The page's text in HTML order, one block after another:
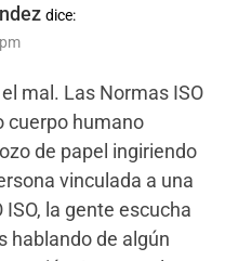
dice:
mal. Las Normas ISO
cuerpo humano
de papel ingiriendo
vinculada a una
la gente escucha
hablando de algún